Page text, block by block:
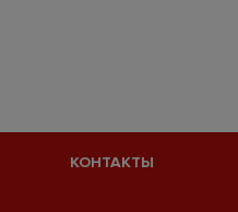
КОНТАКТЫ